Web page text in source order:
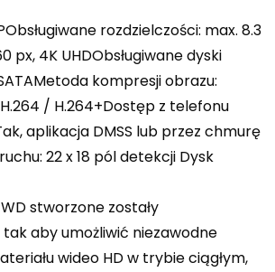
rozdzielczości: max. 8.3
px, 4K UHDObsługiwane dyski
kompresji obrazu:
/ H.264+Dostęp z telefonu
aplikacja DMSS lub przez chmurę
22 x 18 pól detekcji Dysk
stworzone zostały
aby umożliwić niezawodne
wideo HD w trybie ciągłym,